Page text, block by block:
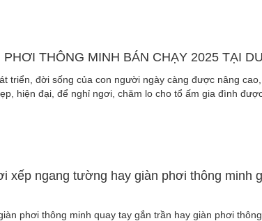
PHƠI THÔNG MINH BÁN CHẠY 2025 TẠI
triển, đời sống của con người ngày càng được nâng
hiện đại, để nghỉ ngơi, chăm lo cho tổ ấm gia đình
xếp ngang tường hay giàn phơi thông minh
phơi thông minh quay tay gắn trần hay giàn phơi